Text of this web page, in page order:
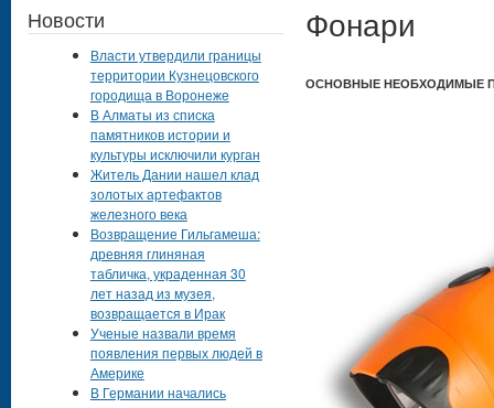
Фонари
ОСНОВНЫЕ НЕОБХОДИМЫЕ
Новости
Власти утвердили границы
территории Кузнецовского
городища в Воронеже
В Алматы из списка
памятников истории и
культуры исключили курган
Житель Дании нашел клад
золотых артефактов
железного века
Возвращение Гильгамеша:
древняя глиняная
табличка, украденная 30
лет назад из музея,
возвращается в Ирак
Ученые назвали время
появления первых людей в
Америке
В Германии начались